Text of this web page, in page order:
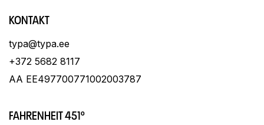
KONTAKT
typa@typa.ee
+372 5682 8117
AA EE497700771002003787
FAHRENHEIT 451º